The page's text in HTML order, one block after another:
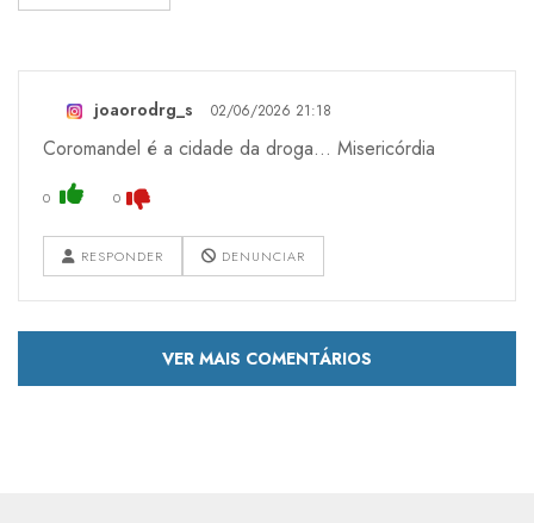
joaorodrg_s 02/06/2026 21:18
Coromandel é a cidade da droga... Misericórdia
0 0
RESPONDER DENUNCIAR
VER MAIS COMENTÁRIOS